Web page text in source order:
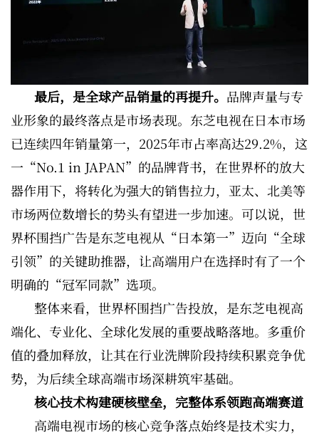
最后，是全球产品销量的再提升。 品牌声量与专
业形象的最终落点是市场表现。东芝电视在日本市场
已连续四年销量第一，2025年市占率高达29.2%，这
一“No.1 in JAPAN”的品牌背书，在世界杯的放大
器作用下，将转化为强大的销售拉力，亚太、北美等
市场两位数增长的势头有望进一步加速。可以说，世
界杯围挡广告是东芝电视从“日本第一”迈向“全球
引领”的关键助推器，让高端用户在选择时有了一个
明确的“冠军同款”选项。
整体来看，世界杯围挡广告投放，是东芝电视高
端化、专业化、全球化发展的重要战略落地。多重价
值的叠加释放，让其在行业洗牌阶段持续积累竞争优
势，为后续全球高端市场深耕筑牢基础。
核心技术构建硬核壁垒，完整体系领跑高端赛道
高端电视市场的核心竞争落点始终是技术实力，